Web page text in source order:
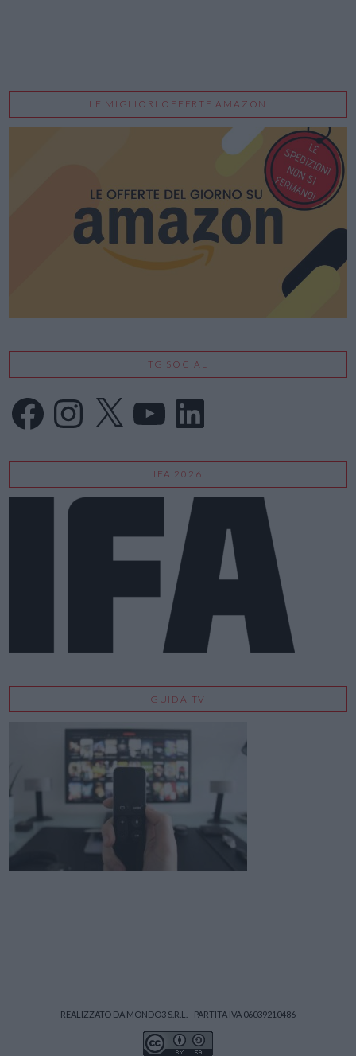
LE MIGLIORI OFFERTE AMAZON
TG SOCIAL
FacebookInstagram
X LinkedIn
IFA 2026
GUIDA TV
REALIZZATO DA MONDO3 S.R.L. - PARTITA IVA 06039210486